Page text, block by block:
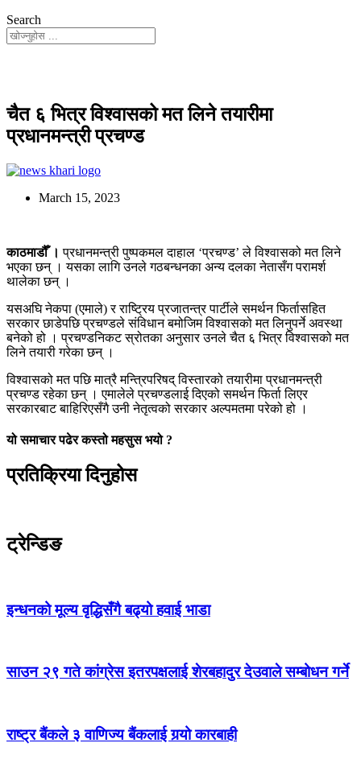
Search
चैत ६ भित्र विश्वासको मत लिने तयारीमा
प्रधानमन्त्री प्रचण्ड
March 15, 2023
काठमाडौँ । प्रधानमन्त्री पुष्पकमल दाहाल ‘प्रचण्ड’ ले विश्वासको मत लिने
भएका छन् । यसका लागि उनले गठबन्धनका अन्य दलका नेतासँग परामर्श
थालेका छन् ।
यसअघि नेकपा (एमाले) र राष्ट्रिय प्रजातन्त्र पार्टीले समर्थन फिर्तासहित
सरकार छाडेपछि प्रचण्डले संविधान बमोजिम विश्वासको मत लिनुपर्ने अवस्था
बनेको हो । प्रचण्डनिकट स्रोतका अनुसार उनले चैत ६ भित्र विश्वासको मत
लिने तयारी गरेका छन् ।
विश्वासको मत पछि मात्रै मन्त्रिपरिषद् विस्तारको तयारीमा प्रधानमन्त्री
प्रचण्ड रहेका छन् । एमालेले प्रचण्डलाई दिएको समर्थन फिर्ता लिएर
सरकारबाट बाहिरिएसँगै उनी नेतृत्वको सरकार अल्पमतमा परेको हो ।
यो समाचार पढेर कस्तो महसुस भयो ?
प्रतिक्रिया दिनुहोस
ट्रेन्डिङ
इन्धनको मूल्य वृद्धिसँगै बढ्यो हवाई भाडा
साउन २९ गते कांग्रेस इतरपक्षलाई शेरबहादुर देउवाले सम्बोधन गर्ने
राष्ट्र बैंकले ३ वाणिज्य बैंकलाई गर्‍यो कारबाही